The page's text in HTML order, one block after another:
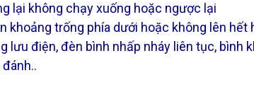
lại không chạy xuống hoặc ngược lại
khoảng trống phía dưới hoặc không lên hết
lưu điện, đèn bình nhấp nháy liên tục, bình